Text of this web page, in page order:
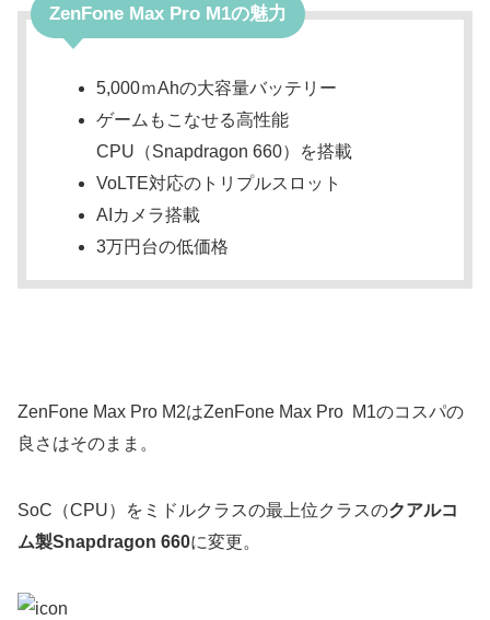
ZenFone Max Pro M1の魅力
5,000ｍAhの大容量バッテリー
ゲームもこなせる高性能
CPU（Snapdragon 660）を搭載
VoLTE対応のトリプルスロット
AIカメラ搭載
3万円台の低価格
ZenFone Max Pro M2はZenFone Max Pro M1のコスパの
良さはそのまま。
SoC（CPU）をミドルクラスの最上位クラスのクアルコ
ム製Snapdragon 660に変更。